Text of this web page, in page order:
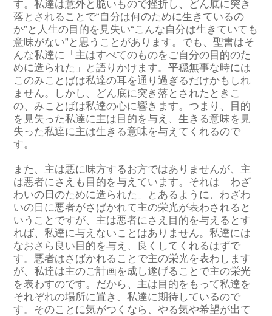
す。私達は意外と脆いもので挫折し、どん底に突き
落とされることで“自分は何のために生きているの
か”と人生の目的を見失い“こんな自分は生きていても
意味がない”と思うことがあります。でも、聖書はそ
んな私達に「主はすべてのものをご自分の目的のた
めに造られた」と語りかけます。平穏無事な時には
このみことばは私達の耳を通り過ぎるだけかもしれ
ません。しかし、どん底に突き落とされたときこ
の、みことばは私達の心に響きます。つまり、目的
を見失った私達に主は目的を与え、生きる意味を見
失った私達に主は生きる意味を与えてくれるので
す。
また、主は悪に味方するお方ではありませんが、主
は悪者にさえも目的を与えています。それは「わざ
わいの日のために造られた」とあるように、わざわ
いの日に悪者がさばかれて主の栄光が表わされると
いうことですが、主は悪者にさえ目的を与えるとす
れば、私達に与えないことはありません。私達には
なおさら良い目的を与え、良くしてくれるはずで
す。悪者はさばかれることで主の栄光を表わします
が、私達は主のご計画を成し遂げることで主の栄光
を表わすのです。だから、主は目的をもって私達を
それぞれの場所に置き、私達に期待しているので
す。そのことに気がつくなら、やる気や希望が出て